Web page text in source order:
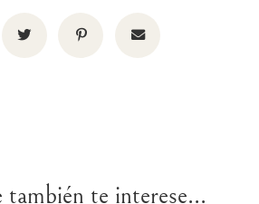
también te interese...